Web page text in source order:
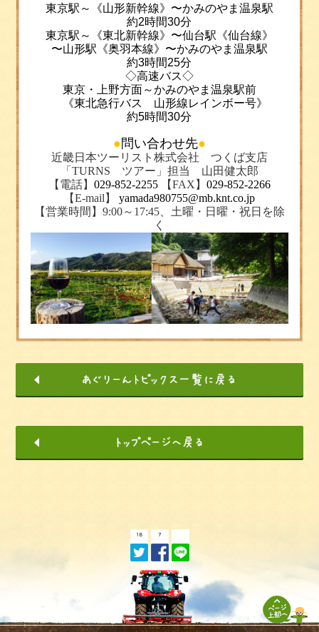
東京駅～《山形新幹線》〜かみのやま温泉駅
約2時間30分
東京駅～《東北新幹線》〜仙台駅《仙台線》
〜山形駅《奥羽本線》〜かみのやま温泉駅
約3時間25分
◇高速バス◇
東京・上野方面～かみのやま温泉駅前
《東北急行バス 山形線レインボー号》
約5時間30分
●問い合わせ先●
近畿日本ツーリスト株式会社 つくば支店
「 TURNS ツアー 」担当 山田健太郎
【電話】 029-852-2255 【FAX 】 029-852-2266
【E-mail 】
yamada980755@mb.knt.co.jp
【営業時間 】 9:00～17:45、土曜・日曜・祝日を除
く